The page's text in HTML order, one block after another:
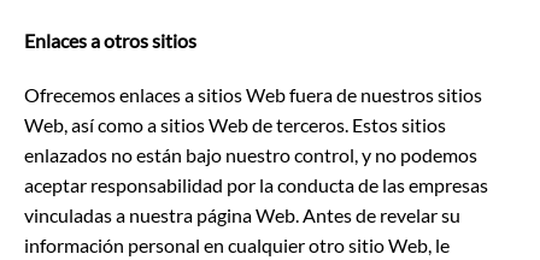
Enlaces a otros sitios
Ofrecemos enlaces a sitios Web fuera de nuestros sitios
Web, así como a sitios Web de terceros. Estos sitios
enlazados no están bajo nuestro control, y no podemos
aceptar responsabilidad por la conducta de las empresas
vinculadas a nuestra página Web. Antes de revelar su
información personal en cualquier otro sitio Web, le